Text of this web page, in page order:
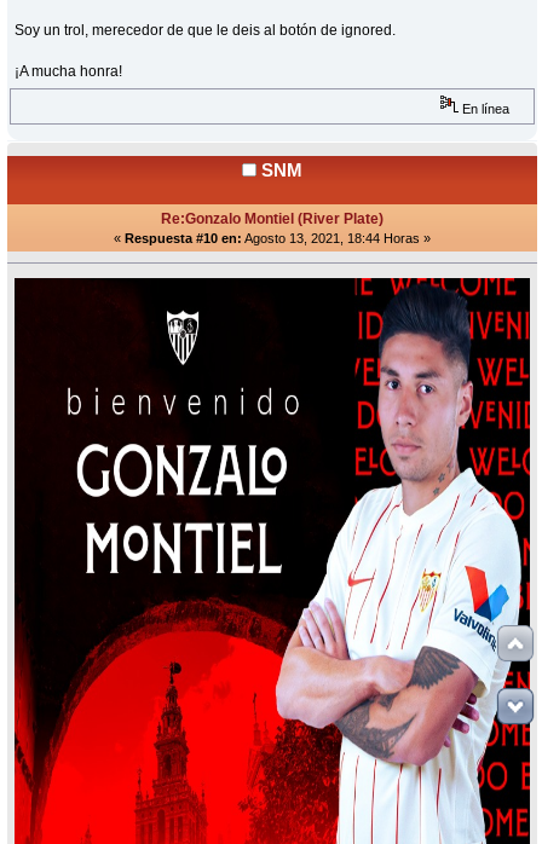
Soy un trol, merecedor de que le deis al botón de ignored.
¡A mucha honra!
En línea
SNM
Re:Gonzalo Montiel (River Plate)
« Respuesta #10 en: Agosto 13, 2021, 18:44 Horas »